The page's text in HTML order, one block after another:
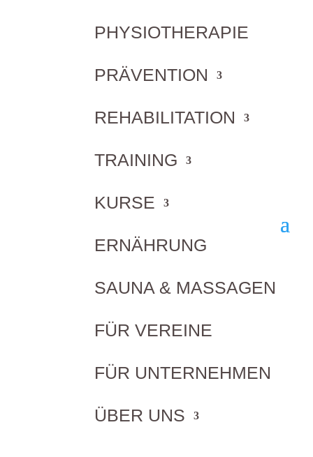
PHYSIOTHERAPIE
PRÄVENTION
REHABILITATION
TRAINING
KURSE
ERNÄHRUNG
SAUNA & MASSAGEN
FÜR VEREINE
FÜR UNTERNEHMEN
ÜBER UNS